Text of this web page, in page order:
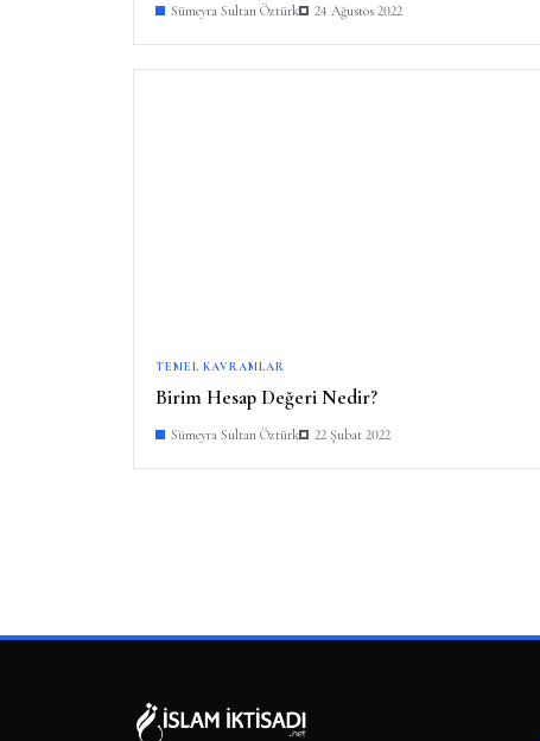
Sümeyra Sultan Öztürk 24 Ağustos 2022
TEMEL KAVRAMLAR
Birim Hesap Değeri Nedir?
Sümeyra Sultan Öztürk 22 Şubat 2022